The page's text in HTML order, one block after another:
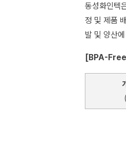
동성화인텍
정 및 제품
발 및 양산
[BPA-Free